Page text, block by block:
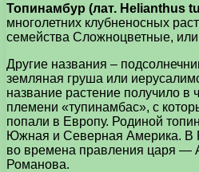
Топинамбур (лат. Helianthus
многолетних клубненосных
семейства Сложноцветные,
Другие названия –
земляная груша или
название растение получило в
племени «тупинамбас», с
попали в Европу. Родиной
Южная и Северная Америка. В
во времена правления царя —
Романова.